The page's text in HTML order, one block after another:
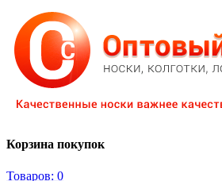
Корзина покупок
Товаров: 0